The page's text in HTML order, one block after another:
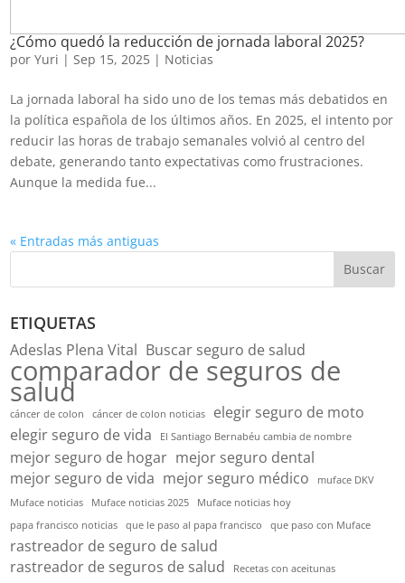
¿Cómo quedó la reducción de jornada laboral 2025?
porYuri | Sep 15, 2025 | Noticias
La jornada laboral ha sido uno de los temas más debatidos en
la política española de los últimos años. En 2025, el intento por
reducir las horas de trabajo semanales volvió al centro del
debate, generando tanto expectativas como frustraciones.
Aunque la medida fue...
« Entradas más antiguas
Buscar
ETIQUETAS
Adeslas Plena Vital Buscar seguro de salud
comparador de seguros de
salud
cáncer de colon cáncer de colon noticias
elegir seguro de moto
elegir seguro de vida
El Santiago Bernabéu cambia de nombre
mejor seguro de hogar mejor seguro dental
mejor seguro de vida mejor seguro médico
muface DKV
Muface noticias
Muface noticias 2025
Muface noticias hoy
papa francisco noticias
que le paso al papa francisco que paso con Muface
rastreador de seguro de salud
rastreador de seguros de salud
Recetas con aceitunas